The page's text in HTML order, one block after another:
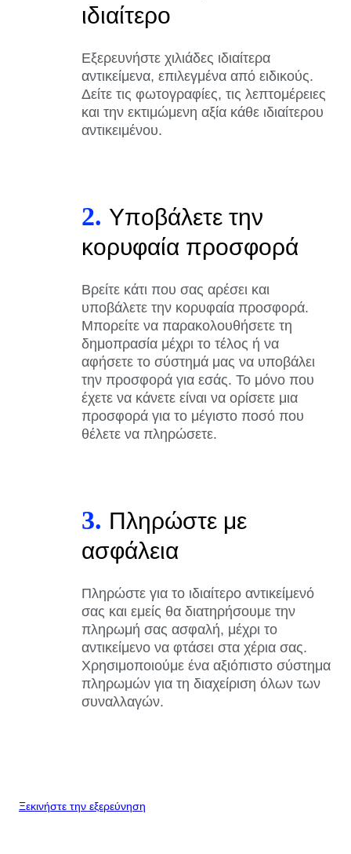
ιδιαίτερο
Εξερευνήστε χιλιάδες ιδιαίτερα
αντικείμενα, επιλεγμένα από ειδικούς.
Δείτε τις φωτογραφίες, τις λεπτομέρειες
και την εκτιμώμενη αξία κάθε ιδιαίτερου
αντικειμένου.
2. Υποβάλετε την
κορυφαία προσφορά
Βρείτε κάτι που σας αρέσει και
υποβάλετε την κορυφαία προσφορά.
Μπορείτε να παρακολουθήσετε τη
δημοπρασία μέχρι το τέλος ή να
αφήσετε το σύστημά μας να υποβάλει
την προσφορά για εσάς. Το μόνο που
έχετε να κάνετε είναι να ορίσετε μια
προσφορά για το μέγιστο ποσό που
θέλετε να πληρώσετε.
3. Πληρώστε με
ασφάλεια
Πληρώστε για το ιδιαίτερο αντικείμενό
σας και εμείς θα διατηρήσουμε την
πληρωμή σας ασφαλή, μέχρι το
αντικείμενο να φτάσει στα χέρια σας.
Χρησιμοποιούμε ένα αξιόπιστο σύστημα
πληρωμών για τη διαχείριση όλων των
συναλλαγών.
Ξεκινήστε την εξερεύνηση